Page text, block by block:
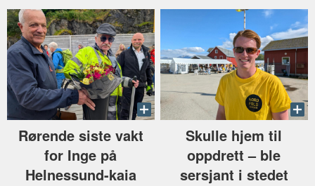
Rørende siste vakt
for Inge på
Helnessund-kaia
Skulle hjem til
oppdrett –⁠ ble
sersjant i stedet